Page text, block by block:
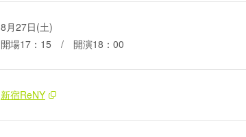
8月27日(土)
開場17：15 / 開演18：00
新宿ReNY